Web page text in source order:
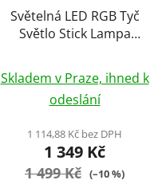
Světelná LED RGB Tyč
Světlo Stick Lampa
Ovladačem
Skladem v Praze, ihned k
odeslání
1 114,88 Kč bez DPH
1 349 Kč
1 499 Kč (–10 %)